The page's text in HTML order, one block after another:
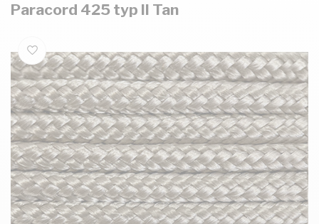
Paracord 425 typ II Tan